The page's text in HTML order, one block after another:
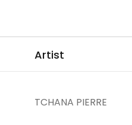
Artist
TCHANA PIERRE